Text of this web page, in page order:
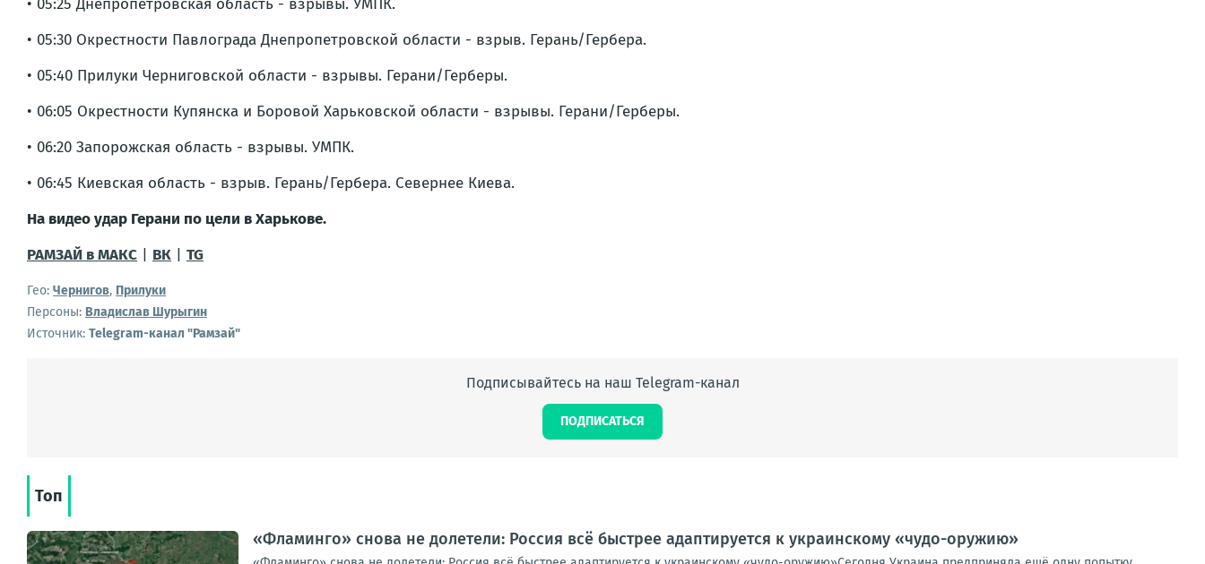
• 05:25 Днепропетровская область - взрывы. УМПК.
• 05:30 Окрестности Павлограда Днепропетровской области - взрыв. Герань/Гербера.
• 05:40 Прилуки Черниговской области - взрывы. Герани/Герберы.
• 06:05 Окрестности Купянска и Боровой Харьковской области - взрывы. Герани/Герберы.
• 06:20 Запорожская область - взрывы. УМПК.
• 06:45 Киевская область - взрыв. Герань/Гербера. Севернее Киева.
На видео удар Герани по цели в Харькове.
РАМЗАЙ в МАКС
ВК TG
Гео: Чернигов, Прилуки
Персоны: Владислав Шурыгин
Источник: Telegram-канал "Рамзай"
Подписывайтесь на наш Telegram-канал
ПОДПИСАТЬСЯ
Топ
«Фламинго» снова не долетели: Россия всё быстрее адаптируется к украинскому «чудо-оружию»